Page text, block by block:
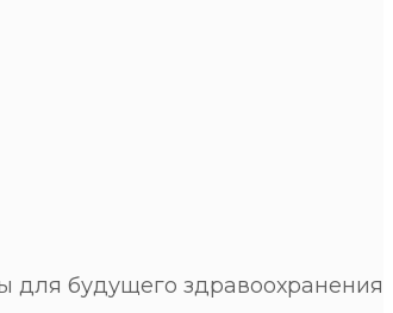
для будущего здравоохранения